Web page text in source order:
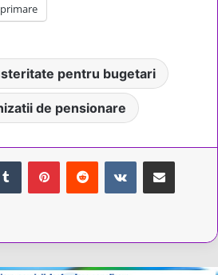
pentru bugetari
de pensionare
Tumblr PinterestReddit VKontakteShare via Email